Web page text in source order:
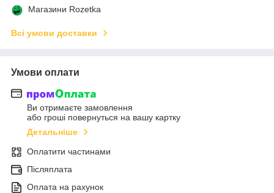
Магазини Rozetka
Всі умови доставки
Умови оплати
Ви отримаєте замовлення
або гроші повернуться на вашу картку
Детальніше
Оплатити частинами
Післяплата
Оплата на рахунок